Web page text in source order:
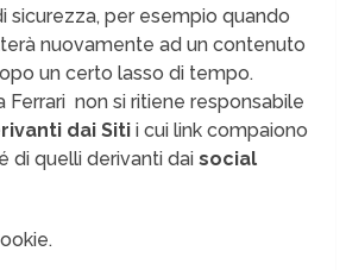
sicurezza, per esempio quando
nuovamente ad un contenuto
un certo lasso di tempo.
Ferrari non si ritiene responsabile
dai Sitii cui link compaiono
di quelli derivanti daisocial